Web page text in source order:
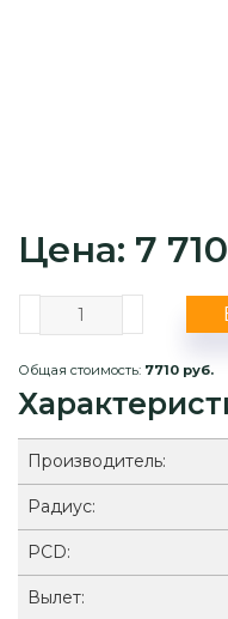
Цена: 7
Общая стоимость: 7710 руб.
Производитель:
Радиус:
PCD:
Вылет: